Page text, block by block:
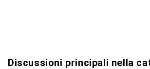
Discussioni principali nella